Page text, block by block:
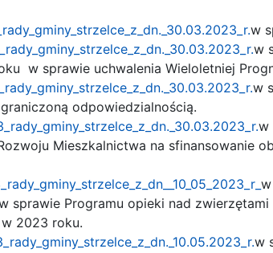
w
w
w sprawie uchwalenia Wieloletniej
w
odpowiedzialnością.
w
Mieszkalnictwa na sfinansowanie
sprawie Programu opieki nad
2023 roku.
w